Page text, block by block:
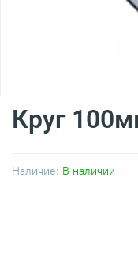
Наличие: В наличии
Круг